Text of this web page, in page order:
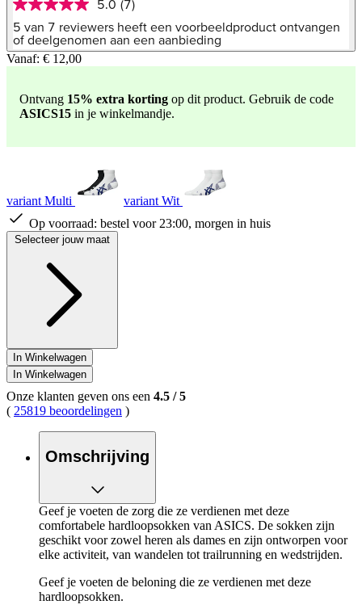
5.0
van
5
sterren,
gemiddelde
7
Reviews.
5.0 (7)
5 van 7 reviewers heeft een voorbeeldproduct ontvangen
of deelgenomen aan een aanbieding
Vanaf: € 12,00
Ontvang 15% extra korting op dit product. Gebruik de code
ASICS15 in je winkelmandje.
variant Multi
variant Wit
Op voorraad: bestel voor 23:00, morgen in huis
Selecteer jouw maat
In Winkelwagen
In Winkelwagen
Onze klanten geven ons een 4.5 /5
( 25819 beoordelingen )
Omschrijving
Geef je voeten de zorg die ze verdienen met deze
comfortabele hardloopsokken van ASICS. De sokken zijn
geschikt voor zowel heren als dames en zijn ontworpen voor
elke activiteit, van wandelen tot trailrunning en wedstrijden.
Geef je voeten de beloning die ze verdienen met deze
hardloopsokken.